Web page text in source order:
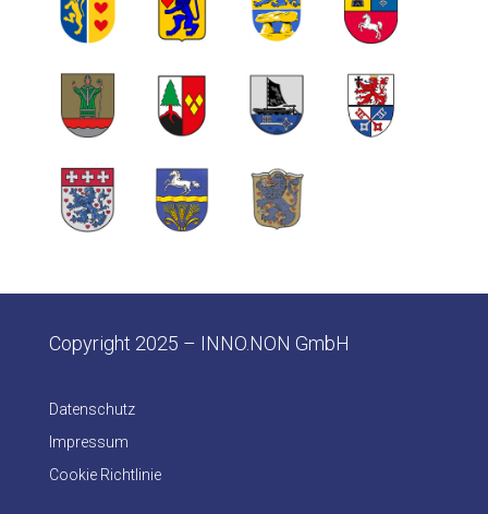
Copyright 2025 – INNO.NON GmbH
Datenschutz
Impressum
Cookie Richtlinie